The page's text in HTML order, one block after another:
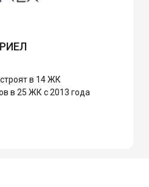
РИЕЛ
в 14 ЖК
в 25 ЖК с 2013 года